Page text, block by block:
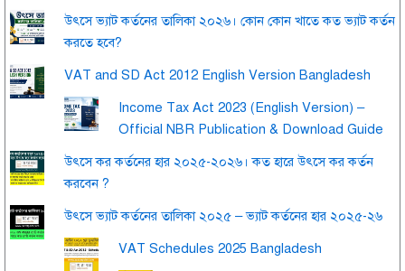
উৎসে ভ্যাট কর্তনের তালিকা ২০২৬। কোন কোন খাতে কত ভ্যাট কর্তন
করতে হবে?
VAT and SD Act 2012 English Version Bangladesh
Income Tax Act 2023 (English Version) –
Official NBR Publication & Download Guide
উৎসে কর কর্তনের হার ২০২৫-২০২৬। কত হারে উৎসে কর কর্তন
করবেন ?
উৎসে ভ্যাট কর্তনের তালিকা ২০২৫ – ভ্যাট কর্তনের হার ২০২৫-২৬
VAT Schedules 2025 Bangladesh